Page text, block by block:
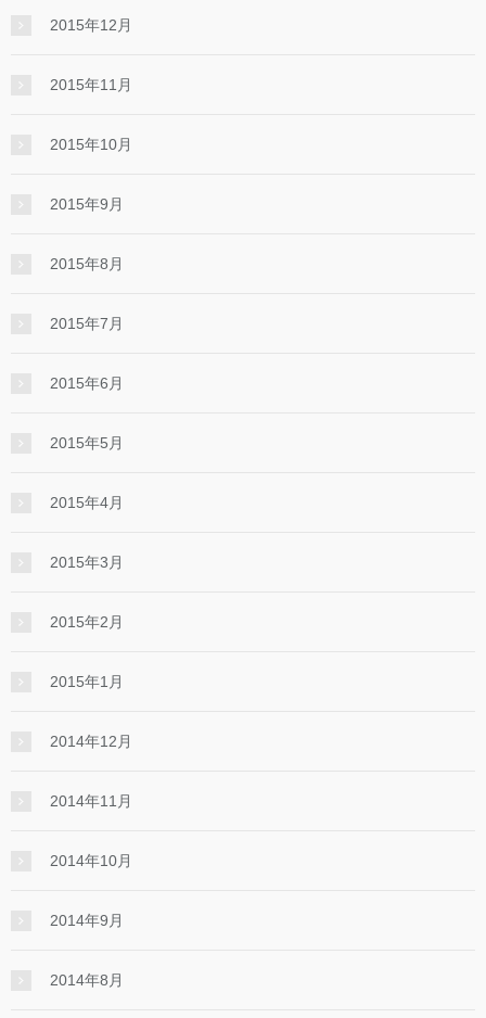
2015年12月
2015年11月
2015年10月
2015年9月
2015年8月
2015年7月
2015年6月
2015年5月
2015年4月
2015年3月
2015年2月
2015年1月
2014年12月
2014年11月
2014年10月
2014年9月
2014年8月